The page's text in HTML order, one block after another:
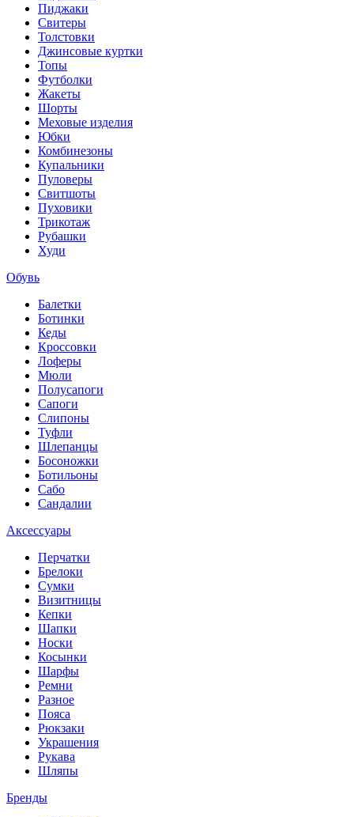
Пиджаки
Свитеры
Толстовки
Джинсовые куртки
Топы
Футболки
Жакеты
Шорты
Меховые изделия
Юбки
Комбинезоны
Купальники
Пуловеры
Свитшоты
Пуховики
Трикотаж
Рубашки
Худи
Обувь
Балетки
Ботинки
Кеды
Кроссовки
Лоферы
Мюли
Полусапоги
Сапоги
Слипоны
Туфли
Шлепанцы
Босоножки
Ботильоны
Сабо
Сандалии
Аксессуары
Перчатки
Брелоки
Сумки
Визитницы
Кепки
Шапки
Носки
Косынки
Шарфы
Ремни
Разное
Пояса
Рюкзаки
Украшения
Рукава
Шляпы
Бренды